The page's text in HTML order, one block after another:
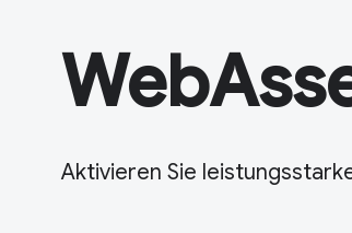
Aktivieren Sie